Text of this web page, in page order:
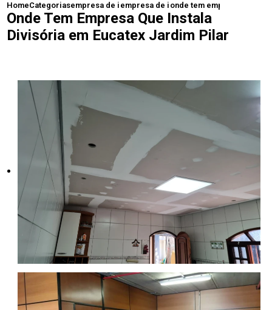
HomeCategoriasempresa de instalacao de eucatex
empresa de instalacao de divisoria
onde tem empresa que
Onde Tem Empresa Que Instala
Divisória em Eucatex Jardim Pilar